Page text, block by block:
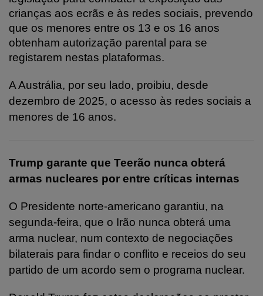
crianças aos ecrãs e às redes sociais, prevendo
que os menores entre os 13 e os 16 anos
obtenham autorização parental para se
registarem nestas plataformas.
A Austrália, por seu lado, proibiu, desde
dezembro de 2025, o acesso às redes sociais a
menores de 16 anos.
Trump garante que Teerão nunca obterá
armas nucleares por entre críticas internas
O Presidente norte-americano garantiu, na
segunda-feira, que o Irão nunca obterá uma
arma nuclear, num contexto de negociações
bilaterais para findar o conflito e receios do seu
partido de um acordo sem o programa nuclear.